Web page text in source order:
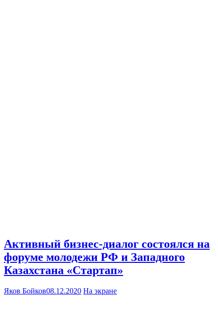
Активный бизнес-диалог состоялся на
форуме молодежи РФ и Западного
Казахстана «Стартап»
Яков Бойков08.12.2020 На экране